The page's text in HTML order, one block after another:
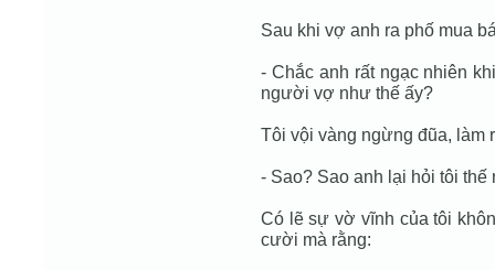
Sau khi vợ anh ra phố mua
- Chắc anh rất ngạc nhiên
người vợ như thế ấy?
Tôi vội vàng ngừng đũa, làm
- Sao? Sao anh lại hỏi tôi thế
Có lẽ sự vờ vĩnh của tôi
cười mà rằng: